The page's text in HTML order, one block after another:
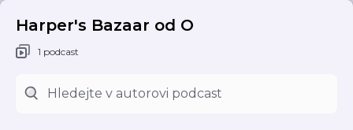
Harper's Bazaar od O
1 podcast